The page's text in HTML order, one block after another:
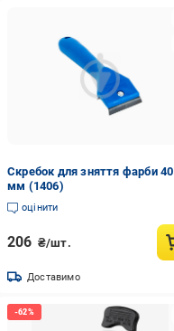
Скребок для зняття фарби 40
мм (1406)
оцінити
206 ₴/шт.
Доставимо